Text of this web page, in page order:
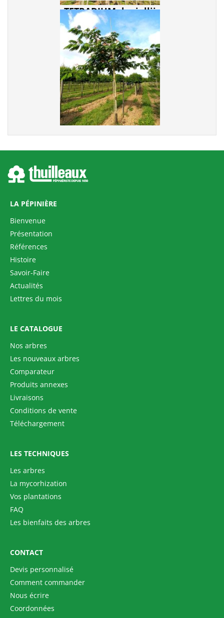
ALBIZZIA julibrissin
LA PÉPINIÈRE
Bienvenue
Présentation
Références
Histoire
Savoir-Faire
Actualités
Lettres du mois
LE CATALOGUE
Nos arbres
Les nouveaux arbres
Comparateur
Produits annexes
Livraisons
Conditions de vente
Téléchargement
LES TECHNIQUES
Les arbres
La mycorhization
Vos plantations
FAQ
Les bienfaits des arbres
CONTACT
Devis personnalisé
Comment commander
Nous écrire
Coordonnées